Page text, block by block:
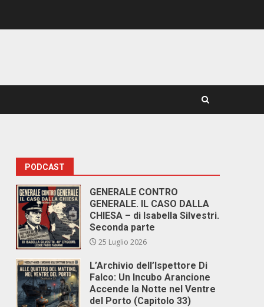
PODCAST
GENERALE CONTRO
GENERALE. IL CASO DALLA
CHIESA – di Isabella Silvestri.
Seconda parte
25 Luglio 2026
L’Archivio dell’Ispettore Di
Falco: Un Incubo Arancione
Accende la Notte nel Ventre
del Porto (Capitolo 33)